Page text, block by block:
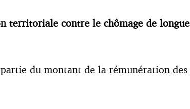
territoriale contre le chômage de
du montant de la rémunération